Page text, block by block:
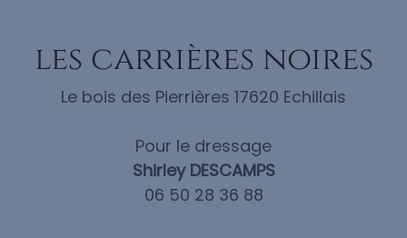
les carrières noires
Le bois des Pierrières 17620 Echillais
Pour le dressage
Shirley DESCAMPS
06 50 28 36 88